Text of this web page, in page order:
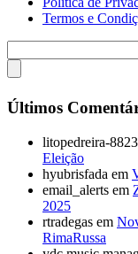
Termos e
Últimos
litopedreira-8823
Eleição
hyubrisfada em
email_alerts em
2025
rtradegas em
RimaRussa